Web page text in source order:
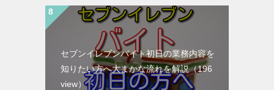
セブンイレブンバイト初日の業務内容を
知りたい方へ大まかな流れを解説（196
view）